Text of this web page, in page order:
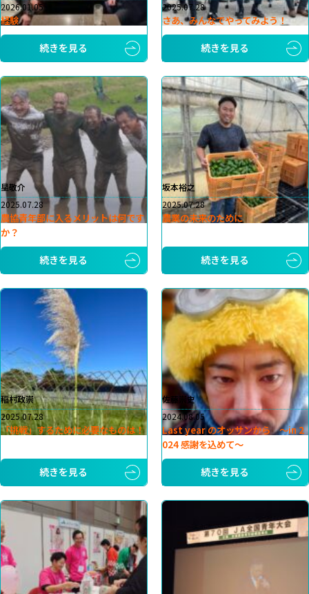
2026.01.05
経験
続きを見る
2025.07.28
さあ、みんなでやってみよう！
続きを見る
星敬介
2025.07.28
農協青年部に入るメリットは何です
か？
続きを見る
坂本裕之
2025.07.28
農業の未来のために
続きを見る
稲村政崇
2025.07.28
「挑戦」するために必要なものは！
続きを見る
佐藤崇史
2024.08.05
Last year のオッサンから 〜in 2
024 感謝を込めて〜
続きを見る